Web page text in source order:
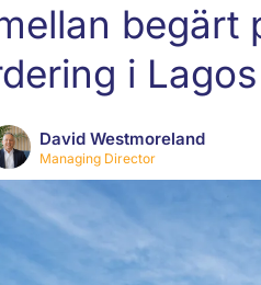
begärt
i
David Westmoreland
Managing Director